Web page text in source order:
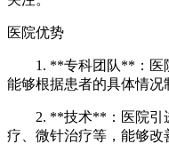
医院优势
1. **专科团队**：医院
能够根据患者的具体情况
2. **技术**：医院引进
疗、微针治疗等，能够改